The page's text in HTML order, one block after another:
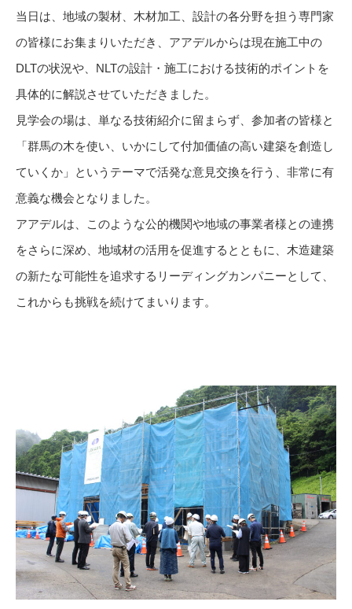
当日は、地域の製材、木材加工、設計の各分野を担う専門家
の皆様にお集まりいただき、アアデルからは現在施工中の
DLTの状況や、NLTの設計・施工における技術的ポイントを
具体的に解説させていただきました。
見学会の場は、単なる技術紹介に留まらず、参加者の皆様と
「群馬の木を使い、いかにして付加価値の高い建築を創造し
ていくか」というテーマで活発な意見交換を行う、非常に有
意義な機会となりました。
アアデルは、このような公的機関や地域の事業者様との連携
をさらに深め、地域材の活用を促進するとともに、木造建築
の新たな可能性を追求するリーディングカンパニーとして、
これからも挑戦を続けてまいります。